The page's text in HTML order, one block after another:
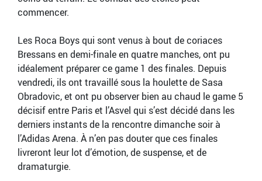
commencer.
Les Roca Boys qui sont venus à bout de coriaces
Bressans en demi-finale en quatre manches, ont pu
idéalement préparer ce game 1 des finales. Depuis
vendredi, ils ont travaillé sous la houlette de Sasa
Obradovic, et ont pu observer bien au chaud le game 5
décisif entre Paris et l’Asvel qui s’est décidé dans les
derniers instants de la rencontre dimanche soir à
l’Adidas Arena. À n’en pas douter que ces finales
livreront leur lot d’émotion, de suspense, et de
dramaturgie.